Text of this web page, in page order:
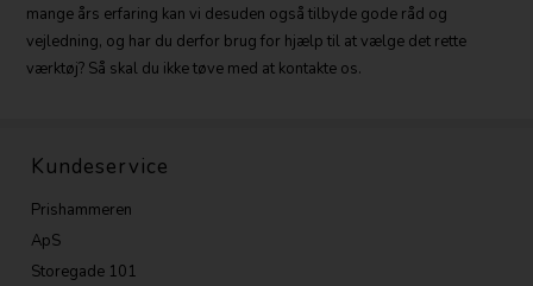
mange års erfaring kan vi desuden også tilbyde gode råd og
vejledning, og har du derfor brug for hjælp til at vælge det rette
værktøj? Så skal du ikke tøve med at kontakte os.
Kundeservice
Prishammeren
ApS
Storegade 101